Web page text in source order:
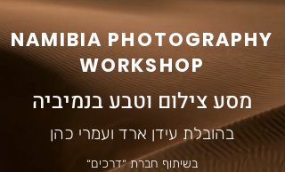
NAMIBIA PHOTOGRAPHY
WORKSHOP
מסע צילום וטבע בנמיביה
בהובלת עידן ארד ועמרי כהן
בשיתוף חברת ״דרכים״